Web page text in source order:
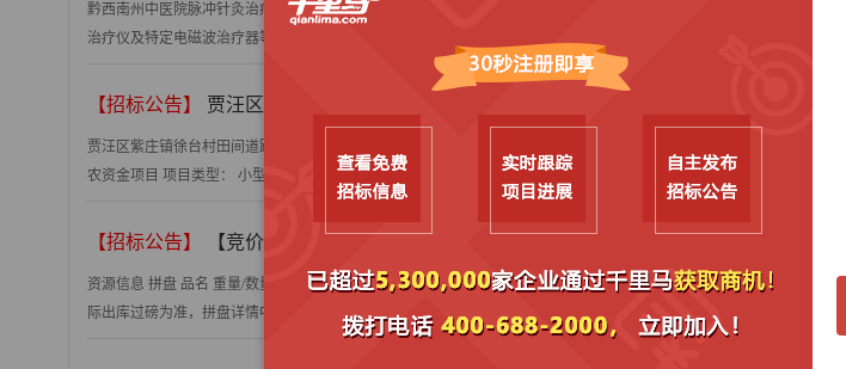
黔西南州中医院脉冲针灸治疗仪及特定电磁波治疗器等设备采购项目（二次）废标公告 发布时间：***-08-07 一、项目基
治疗仪及特定电磁波治疗器等设备采购项目（二次） 采购方式：竞争性谈判 项目预算：8.37万元...(
【招标公告】 贾汪区紫庄镇徐台村田间道路，路肩扩宽整修项目
贾汪区紫庄镇徐台村田间道路，路肩扩宽整修项目 项目编号： ***N*** 项目位置： 徐州市贾汪区紫庄镇徐台村 项目状
农资金项目 项目类型： 小型工程 预算金额： ***.00元 最高限价： ***.00元 联系方式：...(
福建省招投标中心
【招标公告】 【竞价公告】08月07日1100 平整次小卷 邯郸市恒金供应链管理有限公司 邯郸县
资源信息 拼盘 品名 重量/数量 起拍价 买家服务费率 *** 平整次小卷 4.***吨 ***.00元/吨 0.4% 特别提醒: 1、系统重量仅
际出库过磅为准，拼盘详情中注明为理计的除外。 联系信息 存放地 河北省-邯郸市 看货时间 - ...(
福建省招投标中心